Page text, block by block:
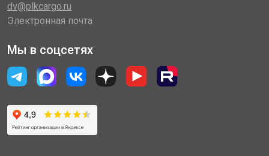
dv@plkcargo.ru
Электронная почта
Мы в соцсетях